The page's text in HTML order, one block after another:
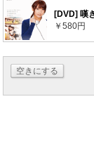
[DVD] 嘆
￥580円
空きにする